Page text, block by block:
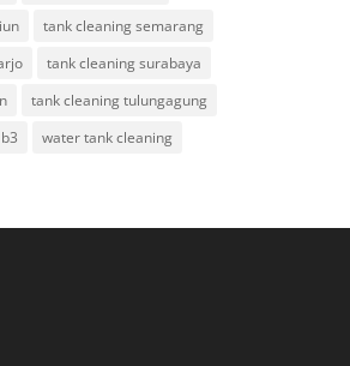
tank cleaning semarang
tank cleaning surabaya
tank cleaning tulungagung
water tank cleaning